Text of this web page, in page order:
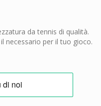
da tennis di qualità.
necessario per il tuo gioco.